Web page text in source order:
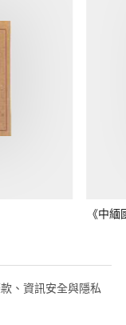
《中
、資訊安全與隱私